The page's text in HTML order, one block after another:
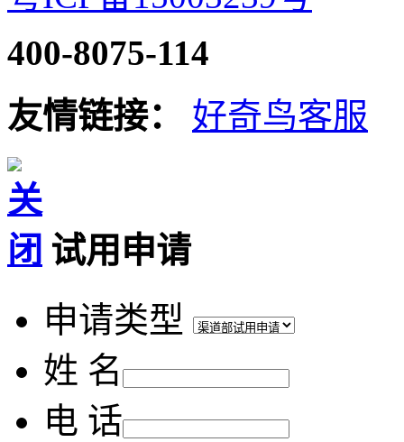
400-8075-114
友情链接： 好奇鸟客服
试用申请
申请类型
姓 名
电 话